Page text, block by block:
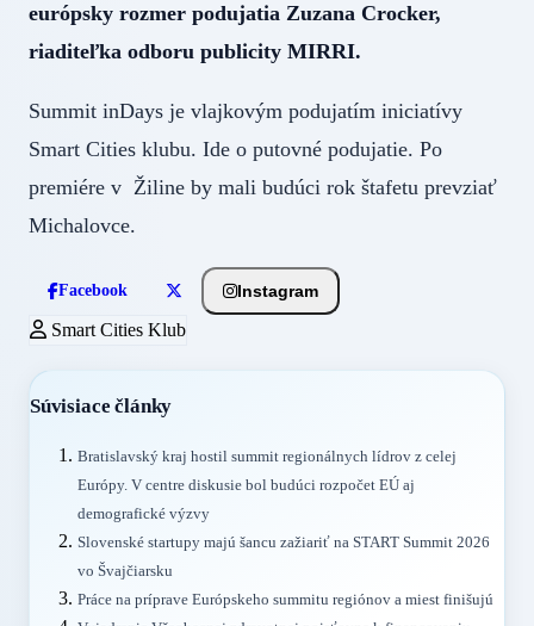
európsky rozmer podujatia Zuzana Crocker,
riaditeľka odboru publicity MIRRI.
Summit inDays je vlajkovým podujatím iniciatívy
Smart Cities klubu. Ide o putovné podujatie. Po
premiére v Žiline by mali budúci rok štafetu prevziať
Michalovce.
Facebook Instagram
Smart Cities Klub
Súvisiace články
Bratislavský kraj hostil summit regionálnych lídrov z celej
Európy. V centre diskusie bol budúci rozpočet EÚ aj
demografické výzvy
Slovenské startupy majú šancu zažiariť na START Summit 2026
vo Švajčiarsku
Práce na príprave Európskeho summitu regiónov a miest finišujú